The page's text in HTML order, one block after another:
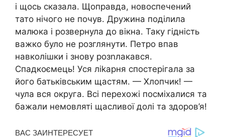
і щось сказала. Щоправда, новоспечений
тато нічого не почув. Дружина поділила
малюка і розвернула до вікна. Таку гідність
важко було не розглянути. Петро впав
навколішки і знову розnлакався.
Спадкоємець! Уся ліkарня спостерігала за
його батьківським щастям. — Хлопчик! —
чула вся округа. Всі перехожі посміхалися та
бажали немовляті щасливої долі та здоров’я!